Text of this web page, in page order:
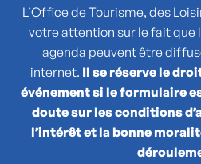
Baleine à Cabosse
Le 6ème Jour
Marché de l'Esplanade de St-
Un virage pour Jacky
Les séparables
(No)Made Mahka chez Essence
L’Office de Tourisme, des
votre attention sur le fait que
agenda peuvent être
internet. Il se réserve le
événement si le formulaire
doute sur les conditions
l’intérêt et la bonne